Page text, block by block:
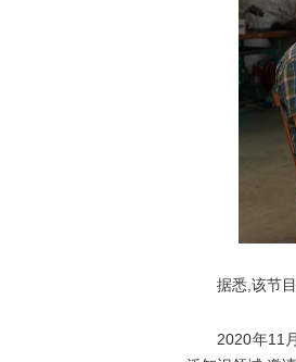
据悉,该节目
2020年11月